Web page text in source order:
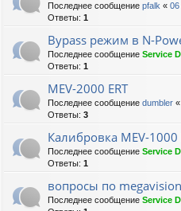
Последнее сообщение pfalk « 06
Ответы: 1
Bypass режим в N-
Последнее сообщение Service
Ответы: 1
MEV-2000 ERT
Последнее сообщение dumbler «
Ответы: 3
Калибровка MEV-1000
Последнее сообщение Service
Ответы: 1
вопросы по
Последнее сообщение Service